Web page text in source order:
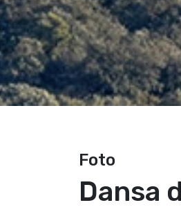
Foto
Dansa